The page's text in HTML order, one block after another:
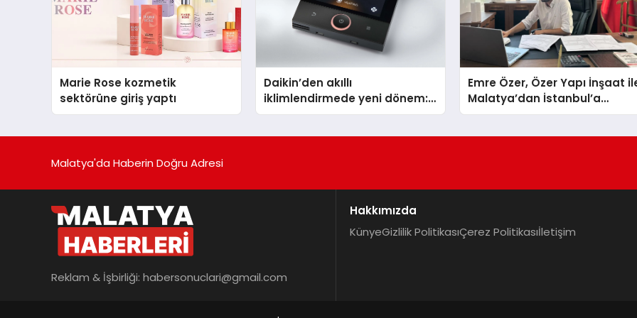
Marie Rose kozmetik
sektörüne giriş yaptı
Daikin’den akıllı
iklimlendirmede yeni dönem:
Madoka Plus Türkiye’de
Emre Özer, Özer Yapı İnşaat
Malatya’dan İstanbul’a
Uzanan Başarı Hikâyesi
Malatya'da Haberin Doğru Adresi
Reklam & İşbirliği: habersonuclari@gmail.com
Hakkımızda
KünyeGizlilik PolitikasıÇerez Politikasıİletişim